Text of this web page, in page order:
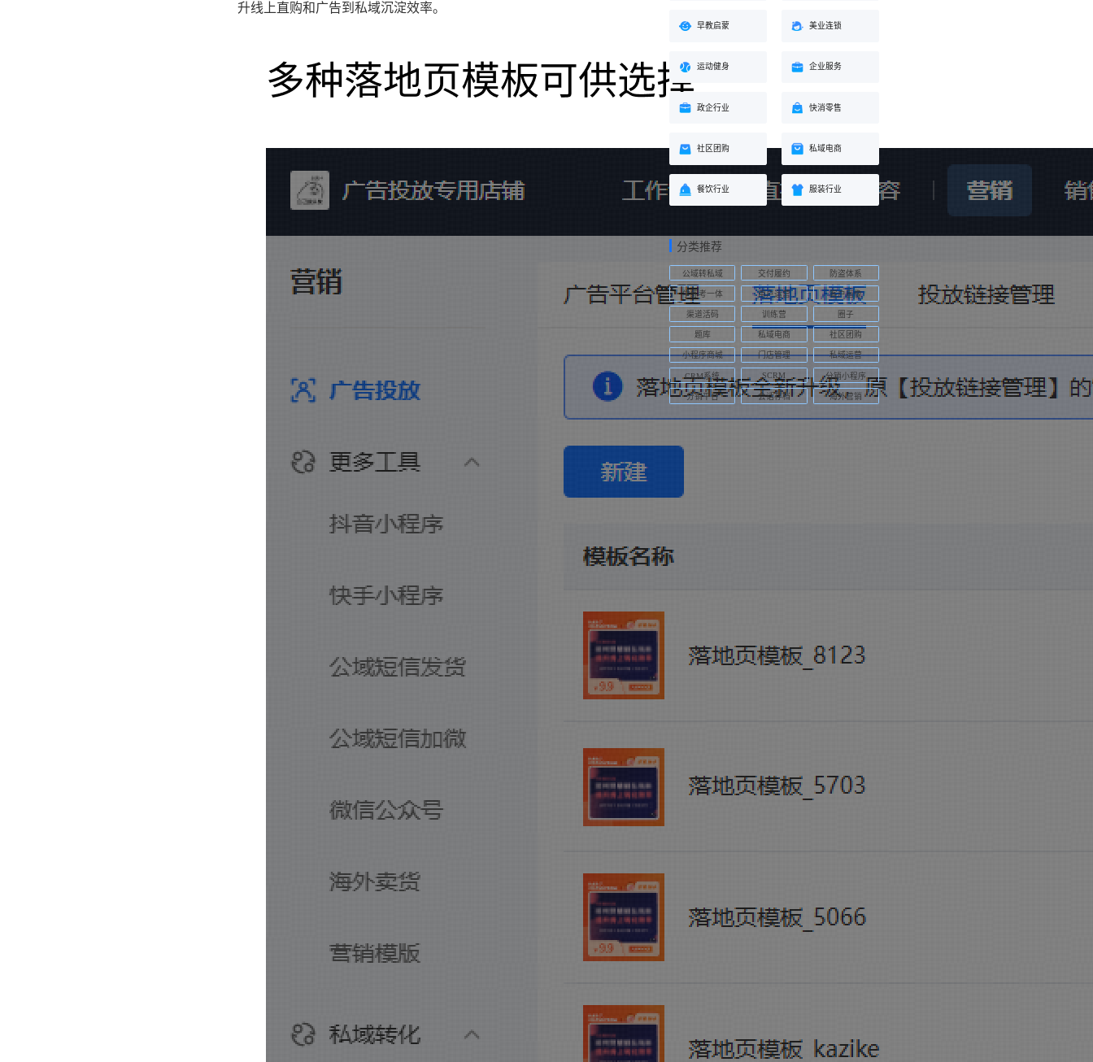
升线上 直购和广告到私域沉淀效率。
早教启蒙 美业连锁
运动健身 企业服务
政企行业 快消零售
社区团购 私域电商
餐饮行业 服装行业
分类推荐
公域转私域 交付履约 防盗体系
学练考一体 用户运营 客户画像
渠道活码 训练营 圈子
题库 私域电商 社区团购
小程序商城 门店管理 私域运营
CRM系统 SCRM 分销小程序
分销平台 会话存档 海外营销